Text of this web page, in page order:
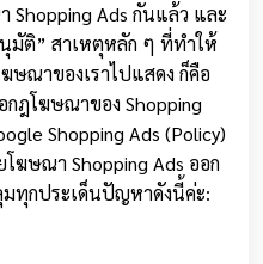
Shopping Ads กันแล้ว และ
มัติ” สาเหตุหลัก ๆ ที่ทำให้
ษณาของเราไปแสดง ก็คือ
ฎโฆษณาของ Shopping
Shopping Ads (Policy)
ฆษณา Shopping Ads ออก
ทุกประเด็นปัญหาดังนี้ค่ะ: